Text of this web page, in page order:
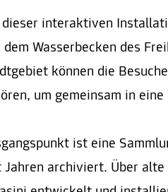
interaktiven
dem Wasserbecken des
können die
um gemeinsam in
ist eine
Jahren archiviert. Über alte